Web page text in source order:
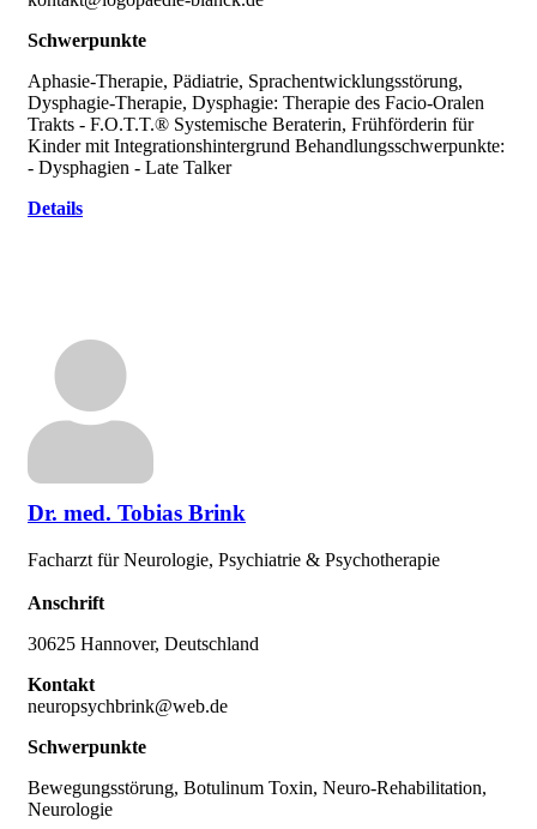
Schwerpunkte
Aphasie-Therapie, Pädiatrie, Sprachentwicklungsstörung,
Dysphagie-Therapie, Dysphagie: Therapie des Facio-Oralen
Trakts - F.O.T.T.® Systemische Beraterin, Frühförderin für
Kinder mit Integrationshintergrund Behandlungsschwerpunkte:
- Dysphagien - Late Talker
Details
Dr. med. Tobias Brink
Facharzt für Neurologie, Psychiatrie & Psychotherapie
Anschrift
30625 Hannover, Deutschland
Kontakt
neuropsychbrink@web.de
Schwerpunkte
Bewegungsstörung, Botulinum Toxin, Neuro-Rehabilitation,
Neurologie